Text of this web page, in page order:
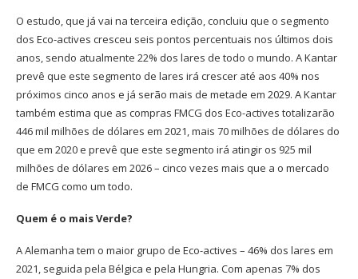
O estudo, que já vai na terceira edição, concluiu que o segmento
dos Eco-actives cresceu seis pontos percentuais nos últimos dois
anos, sendo atualmente 22% dos lares de todo o mundo. A Kantar
prevê que este segmento de lares irá crescer até aos 40% nos
próximos cinco anos e já serão mais de metade em 2029. A Kantar
também estima que as compras FMCG dos Eco-actives totalizarão
446 mil milhões de dólares em 2021, mais 70 milhões de dólares do
que em 2020 e prevê que este segmento irá atingir os 925 mil
milhões de dólares em 2026 – cinco vezes mais que a o mercado
de FMCG como um todo.
Quem é o mais Verde?
A Alemanha tem o maior grupo de Eco-actives – 46% dos lares em
2021, seguida pela Bélgica e pela Hungria. Com apenas 7% dos